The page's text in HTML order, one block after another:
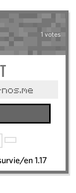
1 votes
en 1.17